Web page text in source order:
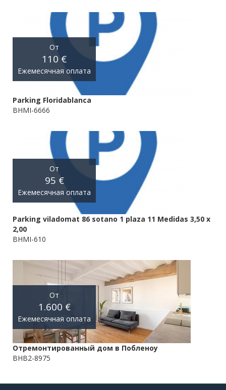
От
110 €
Ежемесячная оплата
Parking Floridablanca
BHMI-6666
От
95 €
Ежемесячная оплата
Parking viladomat 86 sotano 1 plaza 11 Medidas 3,50 x
2,00
BHMI-610
От
1.600 €
Ежемесячная оплата
Отремонтированный дом в Побленоу
BHB2-8975